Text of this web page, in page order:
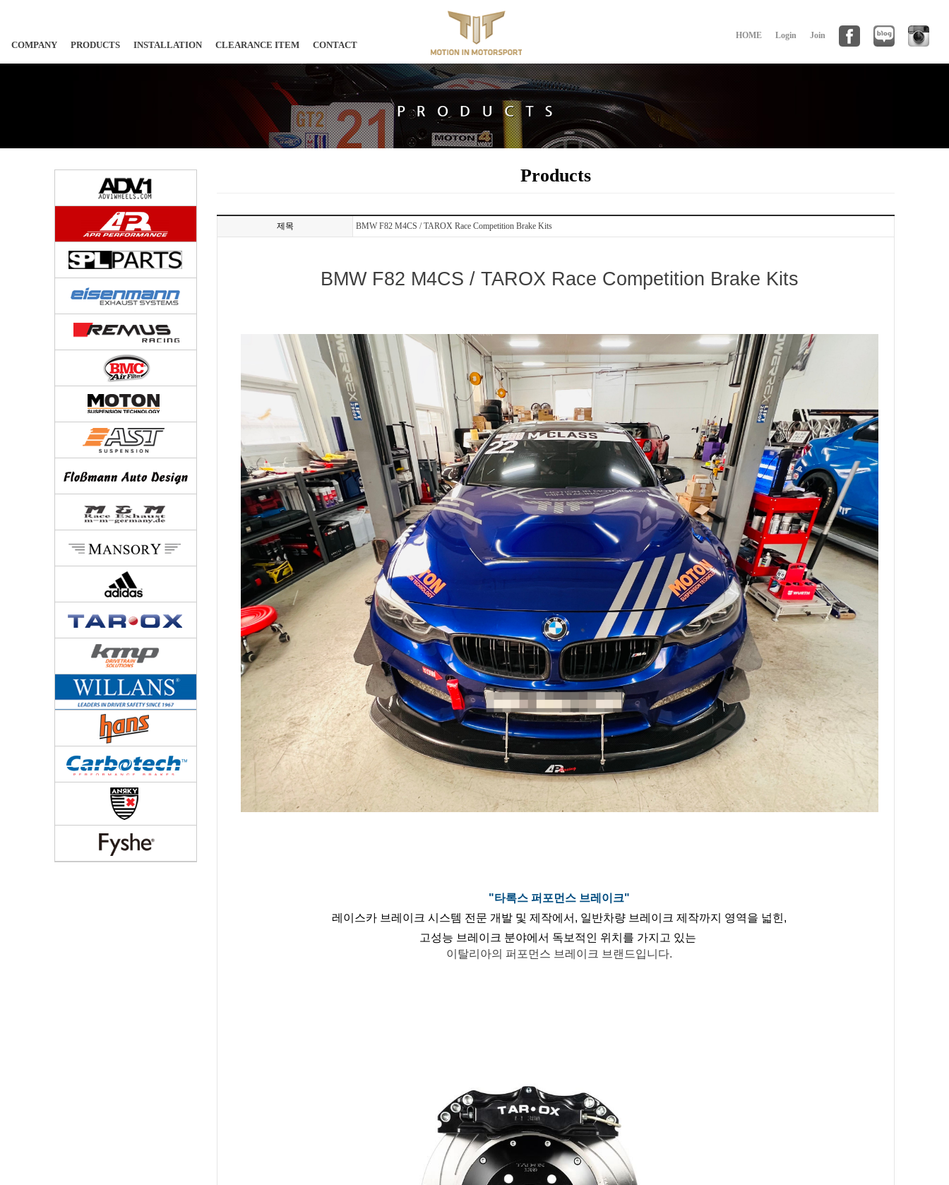
COMPANY PRODUCTS INSTALLATION CLEARANCE ITEM CONTACT
HOME Login Join
Products
제목 BMW F82 M4CS / TAROX Race Competition Brake Kits
BMW F82 M4CS / TAROX Race Competition Brake Kits
"타록스 퍼포먼스 브레이크"
레이스카 브레이크 시스템 전문 개발 및 제작에서, 일반차량 브레이크 제작까지 영역을 넓힌,
고성능 브레이크 분야에서 독보적인 위치를 가지고 있는
이탈리아의 퍼포먼스 브레이크 브랜드입니다.